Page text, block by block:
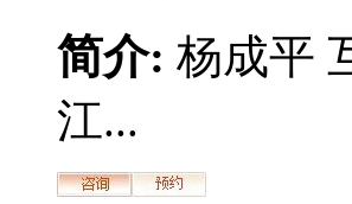
简介: 杨成平
江...